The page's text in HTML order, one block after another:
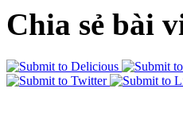
Chia sẻ bài